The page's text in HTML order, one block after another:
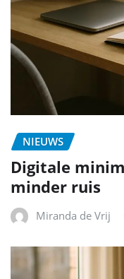
NIEUWS
Digitale
minder ruis
Miranda de Vrij